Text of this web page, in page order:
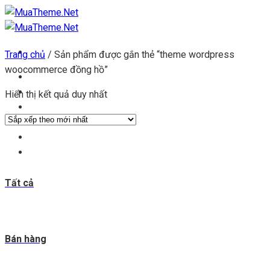
Chuyển
đến
dung
Trang chủ
Kho theme
Get theme
Trang chủ / Sản phẩm được gắn thẻ “theme wordpress
woocommerce đồng hồ”
Hiển thị kết quả duy nhất
Tất cả
Bán hàng